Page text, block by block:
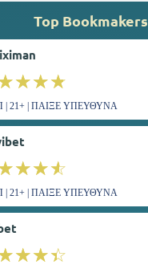
Top Bookmakers
| 21+ | ΠΑΙΞΕ ΥΠΕΥΘΥΝΑ
| 21+ | ΠΑΙΞΕ ΥΠΕΥΘΥΝΑ